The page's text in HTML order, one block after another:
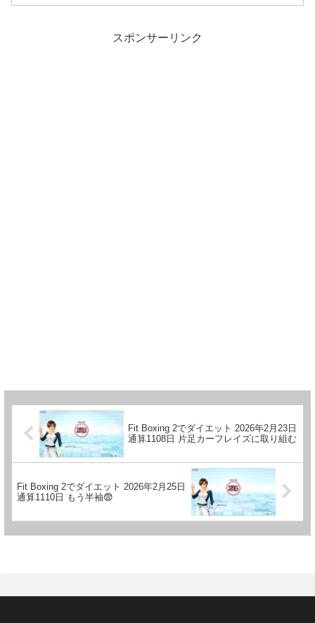
スポンサーリンク
Fit Boxing 2でダイエット 2026年2月23日
通算1108日 片足カーフレイズに取り組む
Fit Boxing 2でダイエット 2026年2月25日
通算1110日 もう半袖😨